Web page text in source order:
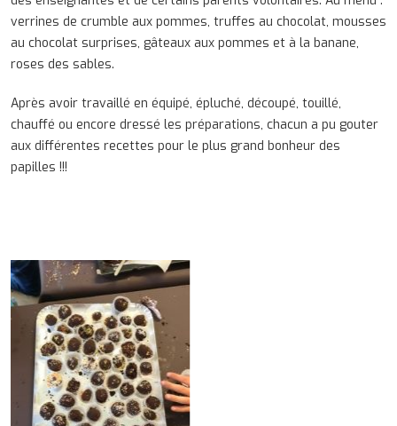
verrines de crumble aux pommes, truffes au chocolat, mousses
au chocolat surprises, gâteaux aux pommes et à la banane,
roses des sables.
Après avoir travaillé en équipé, épluché, découpé, touillé,
chauffé ou encore dressé les préparations, chacun a pu gouter
aux différentes recettes pour le plus grand bonheur des
papilles !!!